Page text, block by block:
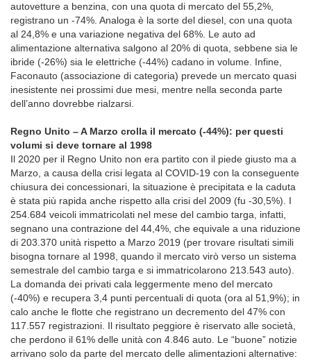
autovetture a benzina, con una quota di mercato del 55,2%,
registrano un -74%. Analoga è la sorte del diesel, con una quota
al 24,8% e una variazione negativa del 68%. Le auto ad
alimentazione alternativa salgono al 20% di quota, sebbene sia le
ibride (-26%) sia le elettriche (-44%) cadano in volume. Infine,
Faconauto (associazione di categoria) prevede un mercato quasi
inesistente nei prossimi due mesi, mentre nella seconda parte
dell’anno dovrebbe rialzarsi.
Regno Unito – A Marzo crolla il mercato (-44%): per questi
volumi si deve tornare al 1998
Il 2020 per il Regno Unito non era partito con il piede giusto ma a
Marzo, a causa della crisi legata al COVID-19 con la conseguente
chiusura dei concessionari, la situazione è precipitata e la caduta
è stata più rapida anche rispetto alla crisi del 2009 (fu -30,5%). I
254.684 veicoli immatricolati nel mese del cambio targa, infatti,
segnano una contrazione del 44,4%, che equivale a una riduzione
di 203.370 unità rispetto a Marzo 2019 (per trovare risultati simili
bisogna tornare al 1998, quando il mercato virò verso un sistema
semestrale del cambio targa e si immatricolarono 213.543 auto).
La domanda dei privati cala leggermente meno del mercato
(-40%) e recupera 3,4 punti percentuali di quota (ora al 51,9%); in
calo anche le flotte che registrano un decremento del 47% con
117.557 registrazioni. Il risultato peggiore è riservato alle società,
che perdono il 61% delle unità con 4.846 auto. Le “buone” notizie
arrivano solo da parte del mercato delle alimentazioni alternative: